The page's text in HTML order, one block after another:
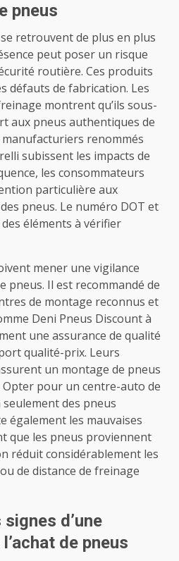
pneus
retrouvent de plus en plus
peut poser un risque
routière. Ces produits
défauts de fabrication. Les
montrent qu’ils sous-
aux pneus authentiques de
renommés
subissent les impacts de
les consommateurs
particulière aux
pneus. Le numéro DOT et
éléments à vérifier
mener une vigilance
pneus. Il est recommandé de
de montage reconnus et
Deni Pneus Discount à
une assurance de qualité
qualité-prix. Leurs
un montage de pneus
pour un centre-auto de
des pneus
également les mauvaises
que les pneus proviennent
réduit considérablement les
de distance de freinage
d’une
de pneus